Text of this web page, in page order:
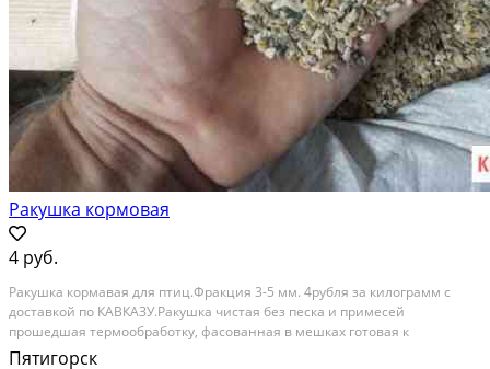
Ракушка кормовая
4 руб.
Ракушка кормавая для птиц.Фракция 3-5 мм. 4рубля за килограмм с
доставкой по КАВКАЗУ.Ракушка чистая без песка и примесей
прошедшая термообработку, фасованная в мешках готовая к
употреблению птицы.Имеются все сертификаты и документация.
Пятигорск